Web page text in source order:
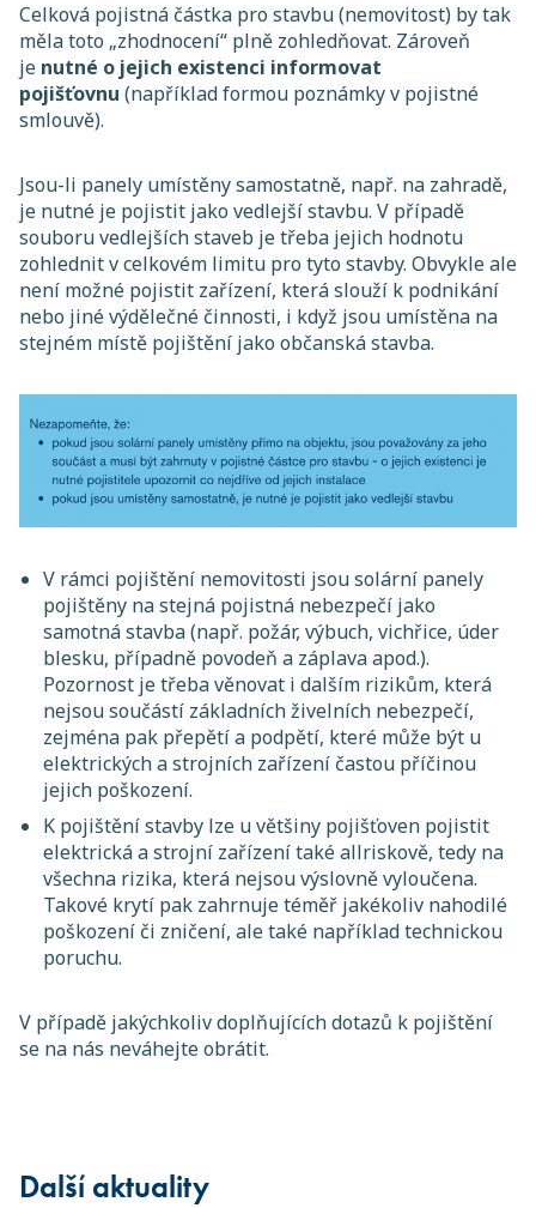
Celková pojistná částka pro stavbu (nemovitost) by tak
měla toto „zhodnocení“ plně zohledňovat. Zároveň
je nutné o jejich existenci informovat
pojišťovnu (například formou poznámky v pojistné
smlouvě).
Jsou-li panely umístěny samostatně, např. na zahradě,
je nutné je pojistit jako vedlejší stavbu. V případě
souboru vedlejších staveb je třeba jejich hodnotu
zohlednit v celkovém limitu pro tyto stavby. Obvykle ale
není možné pojistit zařízení, která slouží k podnikání
nebo jiné výdělečné činnosti, i když jsou umístěna na
stejném místě pojištění jako občanská stavba.
V rámci pojištění nemovitosti jsou solární panely
pojištěny na stejná pojistná nebezpečí jako
samotná stavba (např. požár, výbuch, vichřice, úder
blesku, případně povodeň a záplava apod.).
Pozornost je třeba věnovat i dalším rizikům, která
nejsou součástí základních živelních nebezpečí,
zejména pak přepětí a podpětí, které může být u
elektrických a strojních zařízení častou příčinou
jejich poškození.
K pojištění stavby lze u většiny pojišťoven pojistit
elektrická a strojní zařízení také allriskově, tedy na
všechna rizika, která nejsou výslovně vyloučena.
Takové krytí pak zahrnuje téměř jakékoliv nahodilé
poškození či zničení, ale také například technickou
poruchu.
V případě jakýchkoliv doplňujících dotazů k pojištění
se na nás neváhejte obrátit.
Další aktuality